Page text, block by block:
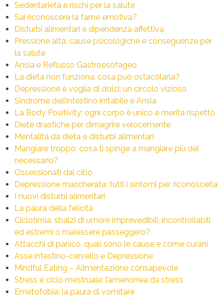
Sedentarietà e rischi per la salute
Sai riconoscere la fame emotiva?
Disturbi alimentari e dipendenza affettiva
Pressione alta: cause psicologiche e conseguenze per
la salute
Ansia e Reflusso Gastroesofageo
La dieta non funziona: cosa può ostacolarla?
Depressione e voglia di dolci: un circolo vizioso
Sindrome dell’intestino irritabile e Ansia
La Body Positivity: ogni corpo è unico e merita rispetto
Diete drastiche per dimagrire velocemente
Mentalità da dieta e disturbi alimentari
Mangiare troppo: cosa ti spinge a mangiare più del
necessario?
Ossessionati dal cibo
Depressione mascherata: tutti i sintomi per riconoscerla
I nuovi disturbi alimentari
La paura della felicità
Ciclotimia: sbalzi di umore imprevedibili, incontrollabili
ed estremi o malessere passeggero?
Attacchi di panico, quali sono le cause e come curarli
Asse intestino-cervello e Depressione
Mindful Eating – Alimentazione consapevole
Stress e ciclo mestruale: l’amenorrea da stress
Emetofobia: la paura di vomitare